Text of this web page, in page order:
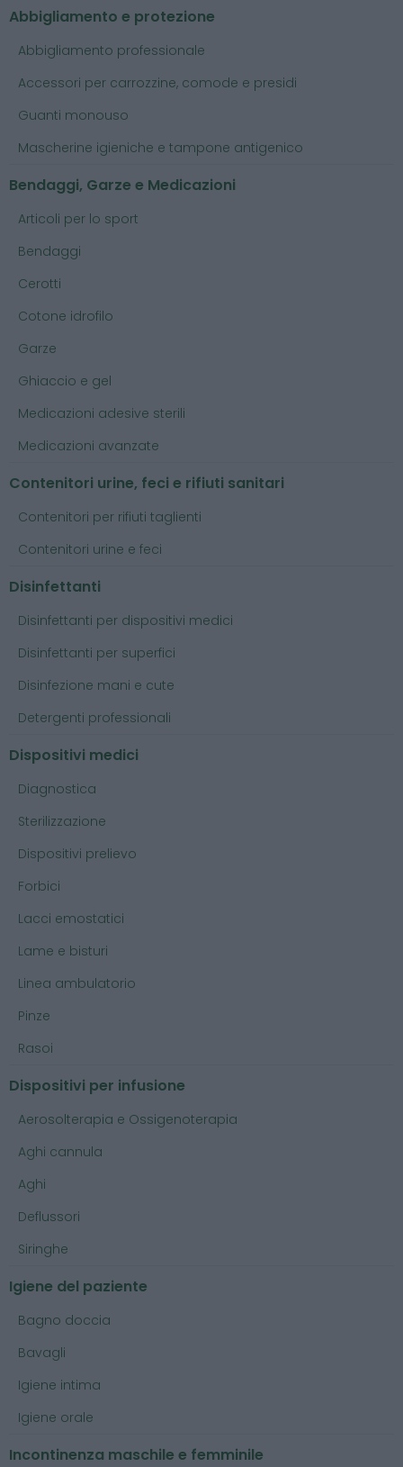
Abbigliamento e protezione
Abbigliamento professionale
Accessori per carrozzine, comode e presidi
Guanti monouso
Mascherine igieniche e tampone antigenico
Bendaggi, Garze e Medicazioni
Articoli per lo sport
Bendaggi
Cerotti
Cotone idrofilo
Garze
Ghiaccio e gel
Medicazioni adesive sterili
Medicazioni avanzate
Contenitori urine, feci e rifiuti sanitari
Contenitori per rifiuti taglienti
Contenitori urine e feci
Disinfettanti
Disinfettanti per dispositivi medici
Disinfettanti per superfici
Disinfezione mani e cute
Detergenti professionali
Dispositivi medici
Diagnostica
Sterilizzazione
Dispositivi prelievo
Forbici
Lacci emostatici
Lame e bisturi
Linea ambulatorio
Pinze
Rasoi
Dispositivi per infusione
Aerosolterapia e Ossigenoterapia
Aghi cannula
Aghi
Deflussori
Siringhe
Igiene del paziente
Bagno doccia
Bavagli
Igiene intima
Igiene orale
Incontinenza maschile e femminile